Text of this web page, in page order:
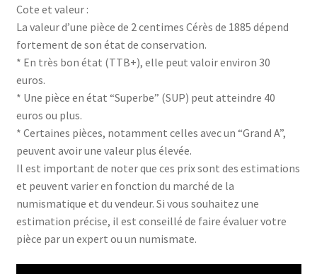
Cote et valeur :
La valeur d’une pièce de 2 centimes Cérès de 1885 dépend
fortement de son état de conservation.
* En très bon état (TTB+), elle peut valoir environ 30
euros.
* Une pièce en état “Superbe” (SUP) peut atteindre 40
euros ou plus.
* Certaines pièces, notamment celles avec un “Grand A”,
peuvent avoir une valeur plus élevée.
Il est important de noter que ces prix sont des estimations
et peuvent varier en fonction du marché de la
numismatique et du vendeur. Si vous souhaitez une
estimation précise, il est conseillé de faire évaluer votre
pièce par un expert ou un numismate.